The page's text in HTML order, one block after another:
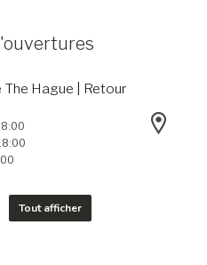
The Hague | Retour
Tout afficher